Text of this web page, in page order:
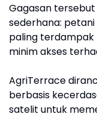
Gagasan
sederhana:
paling terdampak
minim akses
AgriTerrace
berbasis
satelit untuk